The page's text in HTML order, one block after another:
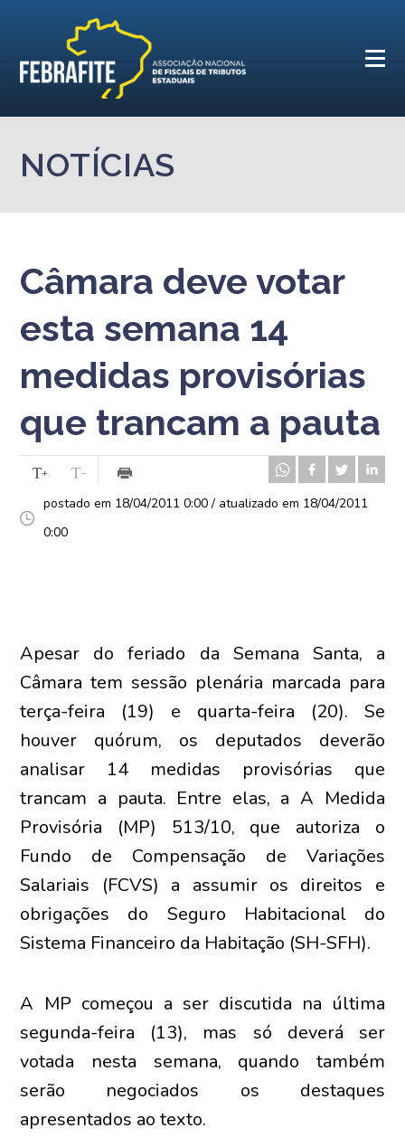
NOTÍCIAS
Câmara deve votar
esta semana 14
medidas provisórias
que trancam a pauta
postado em 18/04/2011 0:00 / atualizado em 18/04/2011
0:00
Apesar do feriado da Semana Santa, a
Câmara tem sessão plenária marcada para
terça-feira (19) e quarta-feira (20). Se
houver quórum, os deputados deverão
analisar 14 medidas provisórias que
trancam a pauta. Entre elas, a A Medida
Provisória (MP) 513/10, que autoriza o
Fundo de Compensação de Variações
Salariais (FCVS) a assumir os direitos e
obrigações do Seguro Habitacional do
Sistema Financeiro da Habitação (SH-SFH).
A MP começou a ser discutida na última
segunda-feira (13), mas só deverá ser
votada nesta semana, quando também
serão negociados os destaques
apresentados ao texto.